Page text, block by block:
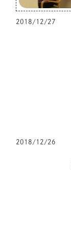
2018/12/27
2018/12/26